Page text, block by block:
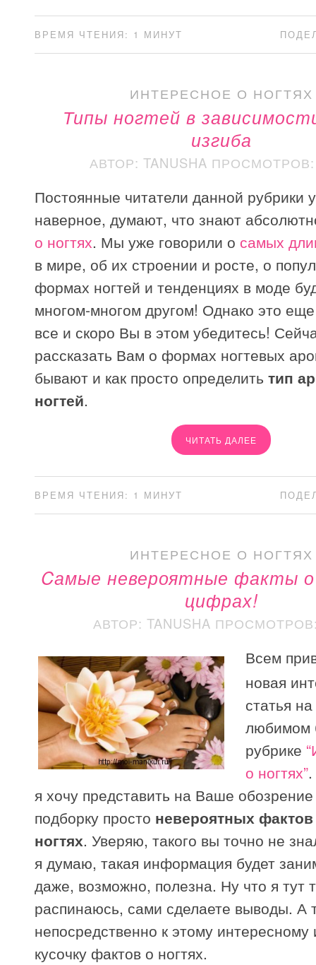
ВРЕМЯ ЧТЕНИЯ: 1 МИНУТ
ИНТЕРЕСНОЕ О НОГТЯХ
Типы ногтей в
изгиба
АВТОР: TANUSHA ПРОСМОТРОВ:
Постоянные читатели данной рубрики
наверное, думают, что знают
о ногтях. Мы уже говорили о самых
в мире, об их строении и росте, о
формах ногтей и тенденциях в моде
многом-многом другом! Однако это
все и скоро Вы в этом убедитесь!
рассказать Вам о формах ногтевых
бывают и как просто определить тип
ногтей.
ЧИТАТЬ ДАЛЕЕ
ВРЕМЯ ЧТЕНИЯ: 1 МИНУТ
ИНТЕРЕСНОЕ О НОГТЯХ
Cамые невероятные факты
цифрах!
АВТОР: TANUSHA
Всем
новая
статья
любимом
рубрике
о ногтях”
я хочу представить на Ваше
подборку просто невероятных
ногтях. Уверяю, такого вы точно не
я думаю, такая информация будет
даже, возможно, полезна. Ну что я тут
распинаюсь, сами сделаете выводы. А
непосредственно к этому
кусочку фактов о ногтях.